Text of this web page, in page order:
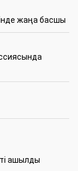
жаңа басшы
ашылды